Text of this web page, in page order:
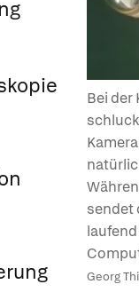
Bei der
sendet
Georg